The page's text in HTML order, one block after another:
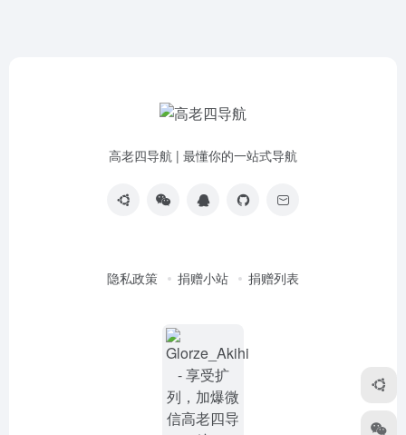
高老四导航 | 最懂你的一站式导航
隐私政策 捐赠小站 捐赠列表